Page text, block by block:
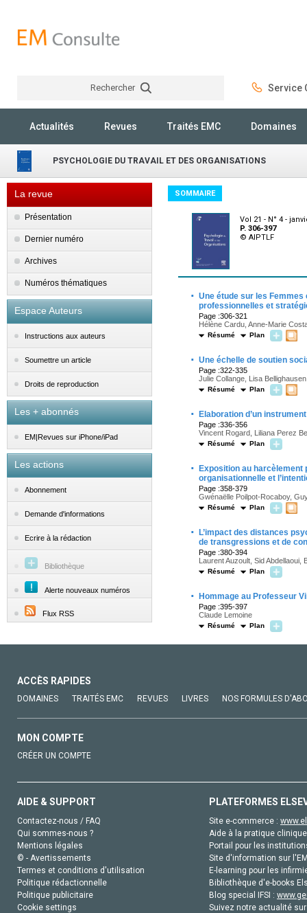
Rechercher Service
Actualités Revues Traités EMC Domaines
PSYCHOLOGIE DU TRAVAIL ET DES ORGANISATIONS
La revue
Présentation
Dernier numéro
Archives
Numéros thématiques
Espace Auteurs
Instructions aux auteurs
Soumettre un article
Droits de reproduction
Les + abonnés
EM|Revues sur iPhone/iPad
Les actions
Abonnement
Demande d'informations
Ecrire à la rédaction
Bibliothèque
Alerte nouveaux numéros
Flux RSS
SOMMAIRE
Vol 21 - N° 4 -
P. 306-397
© AIPTLF
· Une étude sur les
professionnelles et
Page :306-321
Hélène Cardu, Anne-Marie
Résumé Plan
· Une échelle de soutien
Page :322-335
Julie Collange, Lisa
Résumé Plan
· Elaboration d’un
Page :336-356
Vincent Rogard, Liliana Perez
Résumé Plan
·
Exposition au
organisationnelle et
Page :358-379
Gwénaëlle Poilpot-Rocaboy,
Résumé Plan
·
L’impact des distances
de transgressions et de
Page :380-394
Laurent Auzoult, Sid Abdellaoui,
Résumé Plan
· Hommage au Professeur
Page :395-397
Claude Lemoine
Résumé Plan
ACCÈS RAPIDES
DOMAINES TRAITÉS EMC REVUES LIVRES NOS FORMULES
MON COMPTE
CRÉER UN COMPTE
AIDE & SUPPORT
Contactez-nous / FAQ
Qui sommes-nous ?
Mentions légales
© - Avertissements
Termes et conditions d'utilisation
Politique rédactionnelle
Politique publicitaire
Cookie settings
PLATEFORMES
Site e-commerce :
Aide à la pratique
Portail pour les
Site d'information sur
E-learning pour les
Bibliothèque d'e-books
Blog special IFSI :
Suivez notre actualité